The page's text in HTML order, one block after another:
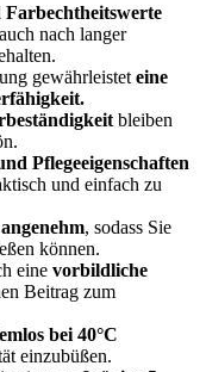
nach langer
gewährleistet eine
bleiben
Pflegeeigenschaften
und einfach zu
, sodass Sie
können.
eine vorbildliche
Beitrag zum
bei 40°C
einzubüßen.